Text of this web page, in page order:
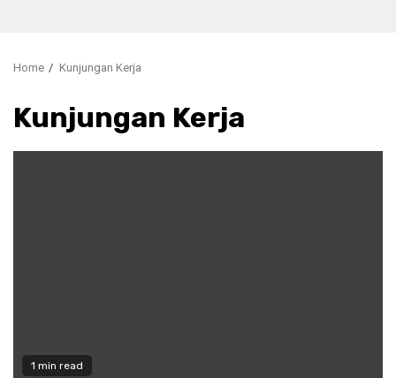
Home Kunjungan Kerja
Kunjungan Kerja
1 min read